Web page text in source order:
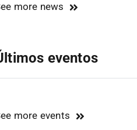
more news
eventos
more events